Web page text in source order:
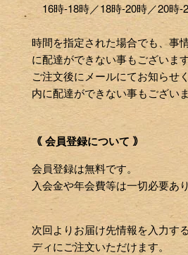
16時-18時／18時-20時／20時-
時間を指定された場合でも、事
に配達ができない事もございます
ご注文後にメールにてお知らせ
内に配達ができない事もございま
｟ 会員登録について ｠
会員登録は無料です。
入会金や年会費等は一切必要あ
次回よりお届け先情報を入力す
ディにご注文いただけます。